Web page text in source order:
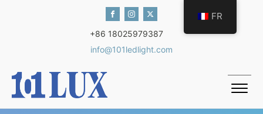
+86 18025979387
info@101ledlight.com
FR